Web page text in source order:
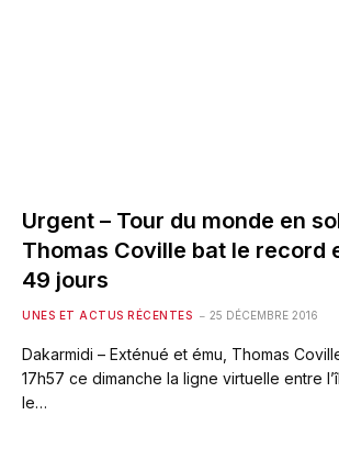
Urgent – Tour du monde en
Thomas Coville bat le record
49 jours
UNES ET ACTUS RÉCENTES 25 DÉCEMBRE 2016
Dakarmidi – Exténué et ému, Thomas
17h57 ce dimanche la ligne virtuelle entre
le…